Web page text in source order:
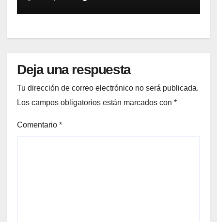
Deja una respuesta
Tu dirección de correo electrónico no será publicada.
Los campos obligatorios están marcados con *
Comentario *